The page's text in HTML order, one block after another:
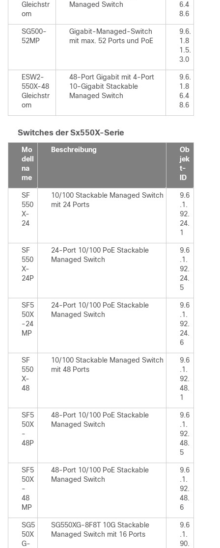
Gleichstr
om
Managed Switch
6.4
8.6
SG500-
52MP
Gigabit-Managed-Switch
mit max. 52 Ports und PoE
9.6.
1.8
1.5.
3.0
ESW2-
550X-48
Gleichstr
om
48-Port Gigabit mit 4-Port
10-Gigabit Stackable
Managed Switch
9.6.
1.8
6.4
8.6
Switches der Sx550X-Serie
Mo
dell
na
me
Beschreibung
Ob
jek
t-
ID
SF
550
X-
24
10/100 Stackable Managed Switch
mit 24 Ports
9.6
.1.
92.
24.
1
SF
550
X-
24P
24-Port 10/100 PoE Stackable
Managed Switch
9.6
.1.
92.
24.
5
SF5
50X
-24
MP
24-Port 10/100 PoE Stackable
Managed Switch
9.6
.1.
92.
24.
6
SF
550
X-
48
10/100 Stackable Managed Switch
mit 48 Ports
9.6
.1.
92.
48.
1
SF5
50X
-
48P
48-Port 10/100 PoE Stackable
Managed Switch
9.6
.1.
92.
48.
5
SF5
50X
-
48
MP
48-Port 10/100 PoE Stackable
Managed Switch
9.6
.1.
92.
48.
6
SG5
50X
G-
SG550XG-8F8T 10G Stackable
Managed Switch mit 16 Ports
9.6
.1.
90.